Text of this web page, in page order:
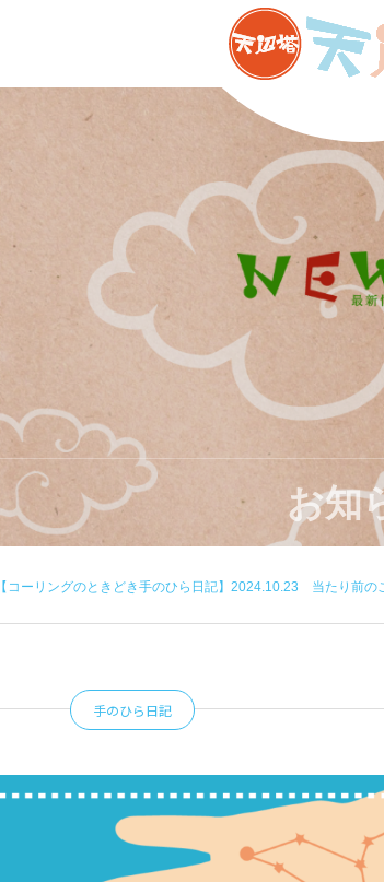
お知
【コーリングのときどき手のひら日記】2024.10.23 当たり前
手のひら日記